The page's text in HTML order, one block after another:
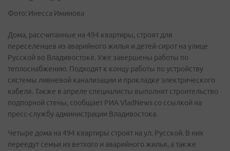
Фото: Инесса Иминова
Дома, рассчитанные на 494 квартиры, строят для
переселенцев из аварийного жилья и детей-сирот на улице
Русской во Владивостоке. Уже завершены работы по
теплоснабжению. Подходят к концу работы по устройству
системы ливневой канализации и прокладке электрического
кабеля. Также в апреле специалисты выполнят строительство
подпорной стены, сообщает РИА VladNews со ссылкой на
пресс-службу администрации Владивостока.
Четыре дома на 494 квартиры строят на ул. Русской. В них
переедут семьи из ветхого и аварийного жилья, а также